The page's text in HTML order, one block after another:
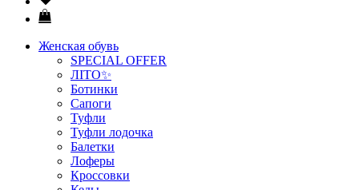
Женская обувь
SPECIAL OFFER
ЛІТО✨
Ботинки
Сапоги
Туфли
Туфли лодочка
Балетки
Лоферы
Кроссовки